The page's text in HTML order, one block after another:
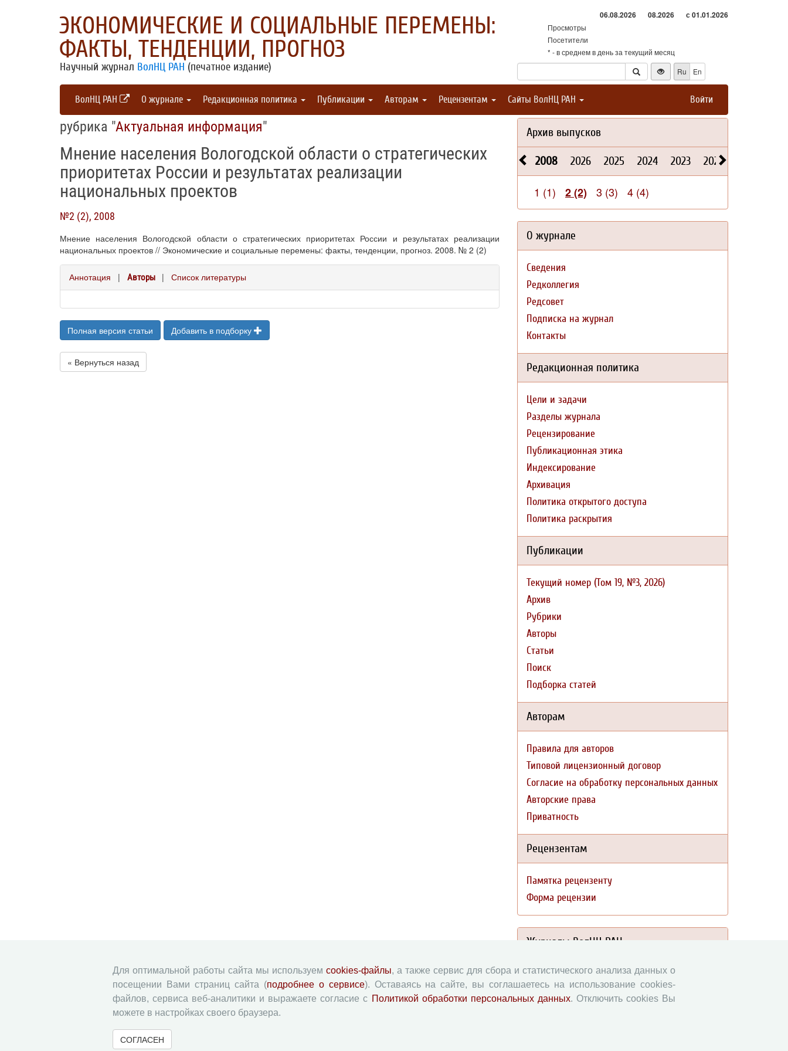
ЭКОНОМИЧЕСКИЕ И СОЦИАЛЬНЫЕ ПЕРЕМЕНЫ:
ФАКТЫ, ТЕНДЕНЦИИ, ПРОГНОЗ
Научный журнал ВолНЦ РАН (печатное издание)
06.08.2026 08.2026 с 01.01.2026
Просмотры
Посетители
* - в среднем в день за текущий месяц
Ru
En
ВолНЦ РАН О журнале Редакционная политика Публикации Авторам Рецензентам Сайты ВолНЦ РАН Войти
рубрика "Актуальная информация"
Мнение населения Вологодской области о стратегических
приоритетах России и результатах реализации
национальных проектов
№2 (2), 2008
Мнение населения Вологодской области о стратегических приоритетах России и результатах реализации
национальных проектов // Экономические и социальные перемены: факты, тенденции, прогноз. 2008. № 2 (2)
Аннотация | Авторы | Список литературы
Полная версия статьи Добавить в подборку
« Вернуться назад
Архив выпусков
2008 2026 2025 2024 2023 2022
1 (1) 2 (2) 3 (3) 4 (4)
О журнале
Сведения
Редколлегия
Редсовет
Подписка на журнал
Контакты
Редакционная политика
Цели и задачи
Разделы журнала
Рецензирование
Публикационная этика
Индексирование
Архивация
Политика открытого доступа
Политика раскрытия
Публикации
Текущий номер (Том 19, №3, 2026)
Архив
Рубрики
Авторы
Статьи
Поиск
Подборка статей
Авторам
Правила для авторов
Типовой лицензионный договор
Согласие на обработку персональных данных
Авторские права
Приватность
Рецензентам
Памятка рецензенту
Форма рецензии
Журналы ВолНЦ РАН
Экономические и социальные перемены
Проблемы развития территории
Вопросы территориального развития
Для оптимальной работы сайта мы используем cookies-файлы, а также сервис для сбора и статистического анализа данных о
посещении Вами страниц сайта (подробнее о сервисе). Оставаясь на сайте, вы соглашаетесь на использование cookies-
файлов, сервиса веб-аналитики и выражаете согласие с Политикой обработки персональных данных. Отключить cookies Вы
можете в настройках своего браузера.
СОГЛАСЕН